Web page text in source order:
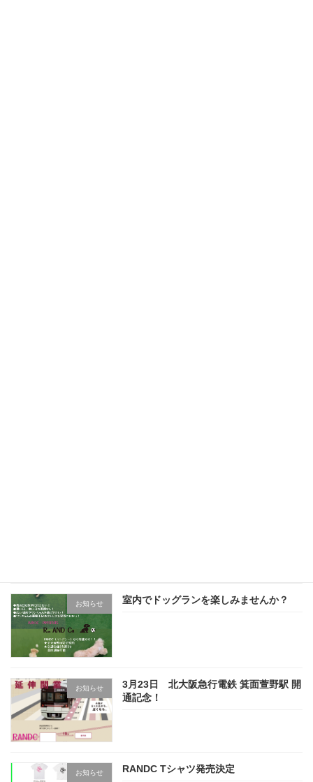
お知らせ 室内でドッグランを楽しみませんか？
お知らせ
3月23日 北大阪急行電鉄 箕面萱野駅 開
通記念！
お知らせ RANDC Tシャツ発売決定